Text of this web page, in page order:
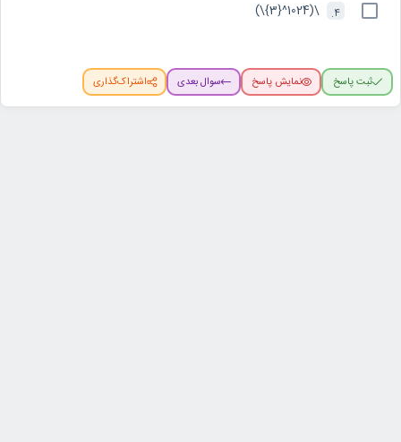
4.
\(1024^{3}\)
ثبت پاسخ نمایش پاسخ سوال بعدی اشتراک‌گذاری